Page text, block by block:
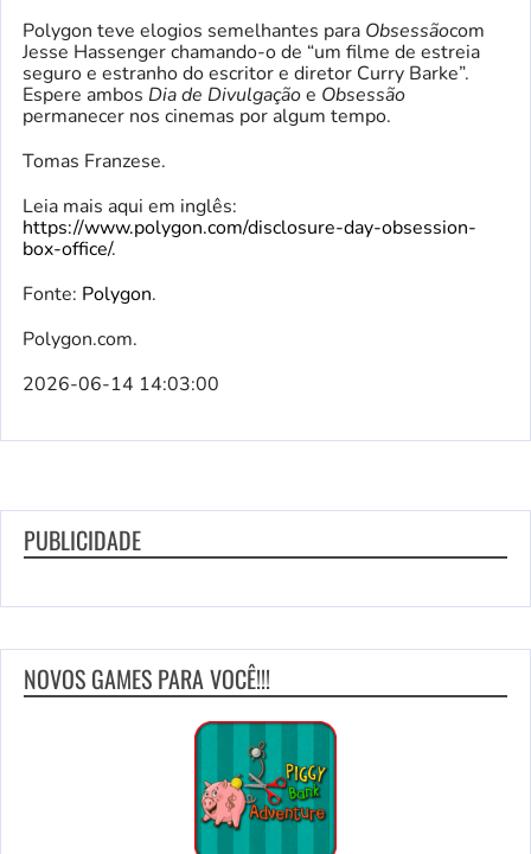
Polygon teve elogios semelhantes para Obsessãocom
Jesse Hassenger chamando-o de “um filme de estreia
seguro e estranho do escritor e diretor Curry Barke”.
Espere ambos Dia de Divulgaçãoe Obsessão
permanecer nos cinemas por algum tempo.
Tomas Franzese.
Leia mais aqui em inglês:
https://www.polygon.com/disclosure-day-obsession-
box-office/.
Fonte: Polygon.
Polygon.com.
2026-06-14 14:03:00
PUBLICIDADE
NOVOS GAMES PARA VOCÊ!!!